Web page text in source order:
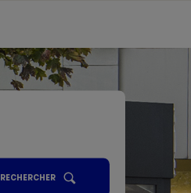
RECHERCHERUN
POINT